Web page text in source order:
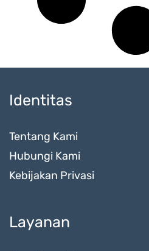
Identitas
Tentang Kami
Hubungi Kami
Kebijakan Privasi
Layanan